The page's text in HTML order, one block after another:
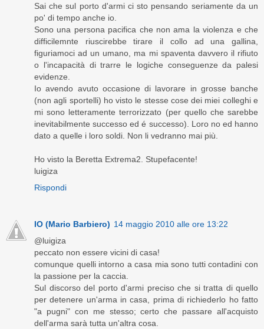
Sai che sul porto d'armi ci sto pensando seriamente da un
po' di tempo anche io.
Sono una persona pacifica che non ama la violenza e che
difficilemnte riuscirebbe tirare il collo ad una gallina,
figuriamoci ad un umano, ma mi spaventa davvero il rifiuto
o l'incapacità di trarre le logiche conseguenze da palesi
evidenze.
Io avendo avuto occasione di lavorare in grosse banche
(non agli sportelli) ho visto le stesse cose dei miei colleghi e
mi sono letteramente terrorizzato (per quello che sarebbe
inevitabilmente successo ed é successo). Loro no ed hanno
dato a quelle i loro soldi. Non li vedranno mai più.
Ho visto la Beretta Extrema2. Stupefacente!
luigiza
Rispondi
IO (Mario Barbiero) 14 maggio 2010 alle ore 13:22
@luigiza
peccato non essere vicini di casa!
comunque quelli intorno a casa mia sono tutti contadini con
la passione per la caccia.
Sul discorso del porto d'armi preciso che si tratta di quello
per detenere un'arma in casa, prima di richiederlo ho fatto
"a pugni" con me stesso; certo che passare all'acquisto
dell'arma sarà tutta un'altra cosa.